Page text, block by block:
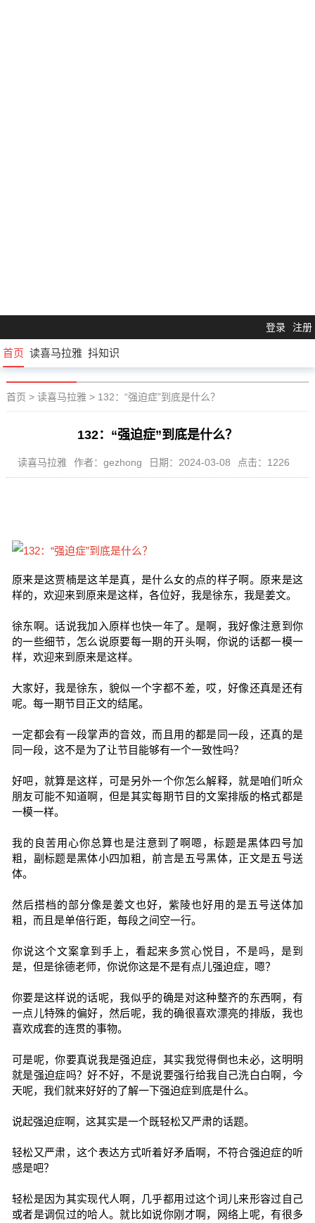
登录 注册
首页 读喜马拉雅 抖知识
首页 > 读喜马拉雅> 132：“强迫症”到底是什么？
132：“强迫症”到底是什么？
读喜马拉雅 作者：gezhong 日期：2024-03-08 点击：1226
原来是这贾楠是这羊是真，是什么女的点的样子啊。原来是这
样的，欢迎来到原来是这样，各位好，我是徐东，我是姜文。
徐东啊。话说我加入原样也快一年了。是啊，我好像注意到你
的一些细节，怎么说原要每一期的开头啊，你说的话都一模一
样，欢迎来到原来是这样。
大家好，我是徐东，貌似一个字都不差，哎，好像还真是还有
呢。每一期节目正文的结尾。
一定都会有一段掌声的音效，而且用的都是同一段，还真的是
同一段，这不是为了让节目能够有一个一致性吗？
好吧，就算是这样，可是另外一个你怎么解释，就是咱们听众
朋友可能不知道啊，但是其实每期节目的文案排版的格式都是
一模一样。
我的良苦用心你总算也是注意到了啊嗯，标题是黑体四号加
粗，副标题是黑体小四加粗，前言是五号黑体，正文是五号送
体。
然后搭档的部分像是姜文也好，紫陵也好用的是五号送体加
粗，而且是单倍行距，每段之间空一行。
你说这个文案拿到手上，看起来多赏心悦目，不是吗，是到
是，但是徐德老师，你说你这是不是有点儿强迫症，嗯？
你要是这样说的话呢，我似乎的确是对这种整齐的东西啊，有
一点儿特殊的偏好，然后呢，我的确很喜欢漂亮的排版，我也
喜欢成套的连贯的事物。
可是呢，你要真说我是强迫症，其实我觉得倒也未必，这明明
就是强迫症吗？好不好，不是说要强行给我自己洗白白啊，今
天呢，我们就来好好的了解一下强迫症到底是什么。
说起强迫症啊，这其实是一个既轻松又严肃的话题。
轻松又严肃，这个表达方式听着好矛盾啊，不符合强迫症的听
感是吧？
轻松是因为其实现代人啊，几乎都用过这个词儿来形容过自己
或者是调侃过的哈人。就比如说你刚才啊，网络上呢，有很多